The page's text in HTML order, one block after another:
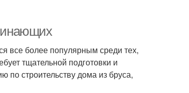
все более популярным среди тех,
тщательной подготовки и
по строительству дома из бруса,